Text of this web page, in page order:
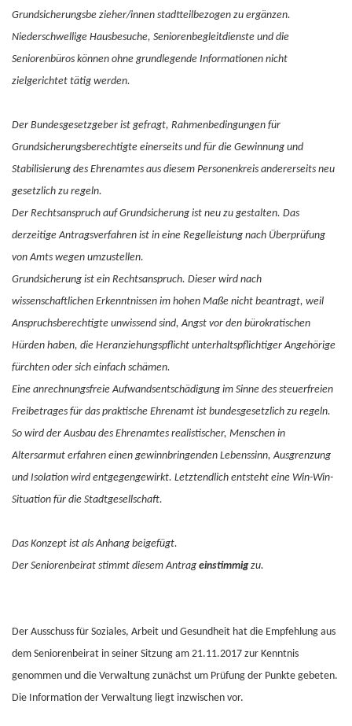
Grundsicherungsbe zieher/innen stadtteilbezogen zu ergänzen.
Niederschwellige Hausbesuche, Seniorenbegleitdienste und die
Seniorenbüros können ohne grundlegende Informationen nicht
zielgerichtet tätig werden.
Der Bundesgesetzgeber ist gefragt, Rahmenbedingungen für
Grundsicherungsberechtigte einerseits und für die Gewinnung und
Stabilisierung des Ehrenamtes aus diesem Personenkreis andererseits neu
gesetzlich zu regeln.
Der Rechtsanspruch auf Grundsicherung ist neu zu gestalten. Das
derzeitige Antragsverfahren ist in eine Regelleistung nach Überprüfung
von Amts wegen umzustellen.
Grundsicherung ist ein Rechtsanspruch. Dieser wird nach
wissenschaftlichen Erkenntnissen im hohen Maße nicht beantragt, weil
Anspruchsberechtigte unwissend sind, Angst vor den bürokratischen
Hürden haben, die Heranziehungspflicht unterhaltspflichtiger Angehörige
fürchten oder sich einfach schämen.
Eine anrechnungsfreie Aufwandsentschädigung im Sinne des steuerfreien
Freibetrages für das praktische Ehrenamt ist bundesgesetzlich zu regeln.
So wird der Ausbau des Ehrenamtes realistischer, Menschen in
Altersarmut erfahren einen gewinnbringenden Lebenssinn, Ausgrenzung
und Isolation wird entgegengewirkt. Letztendlich entsteht eine Win-Win-
Situation für die Stadtgesellschaft.
Das Konzept ist als Anhang beigefügt.
Der Seniorenbeirat stimmt diesem Antrag einstimmigzu.
Der Ausschuss für Soziales, Arbeit und Gesundheit hat die Empfehlung aus
dem Seniorenbeirat in seiner Sitzung am 21.11.2017 zur Kenntnis
genommen und die Verwaltung zunächst um Prüfung der Punkte gebeten.
Die Information der Verwaltung liegt inzwischen vor.